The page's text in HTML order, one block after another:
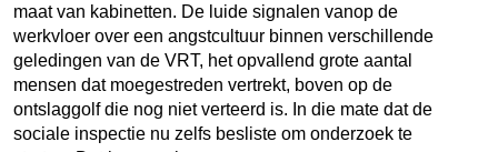
maat van kabinetten. De luide signalen vanop de
werkvloer over een angstcultuur binnen verschillende
geledingen van de VRT, het opvallend grote aantal
mensen dat moegestreden vertrekt, boven op de
ontslaggolf die nog niet verteerd is. In die mate dat de
sociale inspectie nu zelfs besliste om onderzoek te